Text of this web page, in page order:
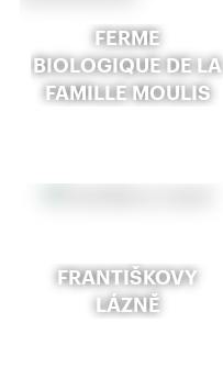
FERME
BIOLOGIQUE DE LA
FAMILLE MOULIS
FRANTIŠKOVY
LÁZNĚ